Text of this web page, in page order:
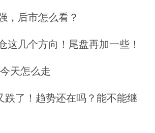
，后市怎么看？
这几个方向！尾盘再加一些！
天怎么走
跌了！趋势还在吗？能不能继